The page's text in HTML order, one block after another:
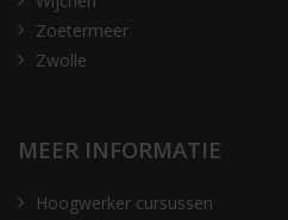
Zoetermeer
Zwolle
MEER INFORMATIE
Hoogwerker cursussen